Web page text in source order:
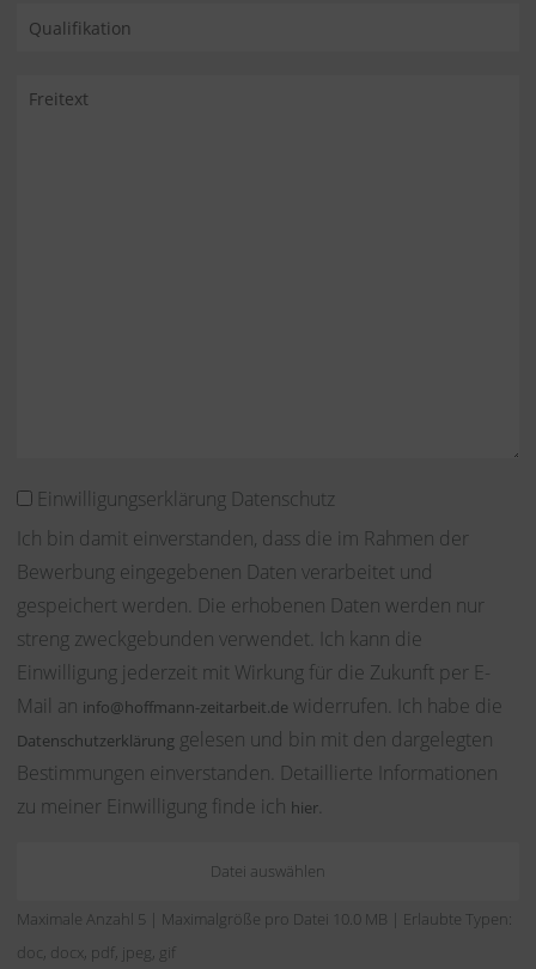
Einwilligungserklärung Datenschutz
Ich bin damit einverstanden, dass die im Rahmen der
Bewerbung eingegebenen Daten verarbeitet und
gespeichert werden. Die erhobenen Daten werden nur
streng zweckgebunden verwendet. Ich kann die
Einwilligung jederzeit mit Wirkung für die Zukunft per E-
Mail an info@hoffmann-zeitarbeit.de widerrufen. Ich habe die
Datenschutzerklärung gelesen und bin mit den dargelegten
Bestimmungen einverstanden. Detaillierte Informationen
zu meiner Einwilligung finde ich hier.
Datei auswählen
Maximale Anzahl 5 | Maximalgröße pro Datei 10.0 MB | Erlaubte Typen:
doc, docx, pdf, jpeg, gif